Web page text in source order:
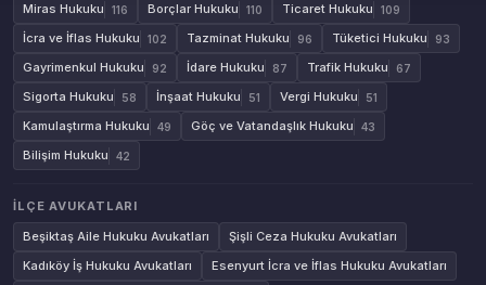
Miras Hukuku 116 Borçlar Hukuku 110 Ticaret Hukuku 109
İcra ve İflas Hukuku 102 Tazminat Hukuku 96 Tüketici Hukuku 93
Gayrimenkul Hukuku 92 İdare Hukuku 87 Trafik Hukuku 67
Sigorta Hukuku 58 İnşaat Hukuku 51 Vergi Hukuku 51
Kamulaştırma Hukuku 49 Göç ve Vatandaşlık Hukuku 43
Bilişim Hukuku 42
İLÇE AVUKATLARI
Beşiktaş Aile Hukuku Avukatları
Şişli Ceza Hukuku Avukatları
Kadıköy İş Hukuku Avukatları
Esenyurt İcra ve İflas Hukuku Avukatları